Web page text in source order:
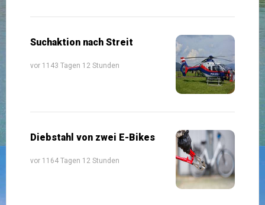
Suchaktion nach Streit
vor 1143 Tagen 12 Stunden
Diebstahl von zwei E-Bikes
vor 1164 Tagen 12 Stunden